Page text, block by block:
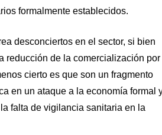
formalmente establecidos.
desconciertos en el sector, si bien
reducción de la comercialización por
cierto es que son un fragmento
en un ataque a la economía formal
falta de vigilancia sanitaria en la